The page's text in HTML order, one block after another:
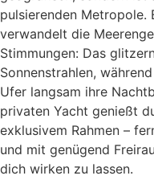
pulsierenden Metropole.
verwandelt die
Stimmungen: Das
Sonnenstrahlen,
Ufer langsam ihre
privaten Yacht genießt
exklusivem Rahmen –
und mit genügend
dich wirken zu lassen.